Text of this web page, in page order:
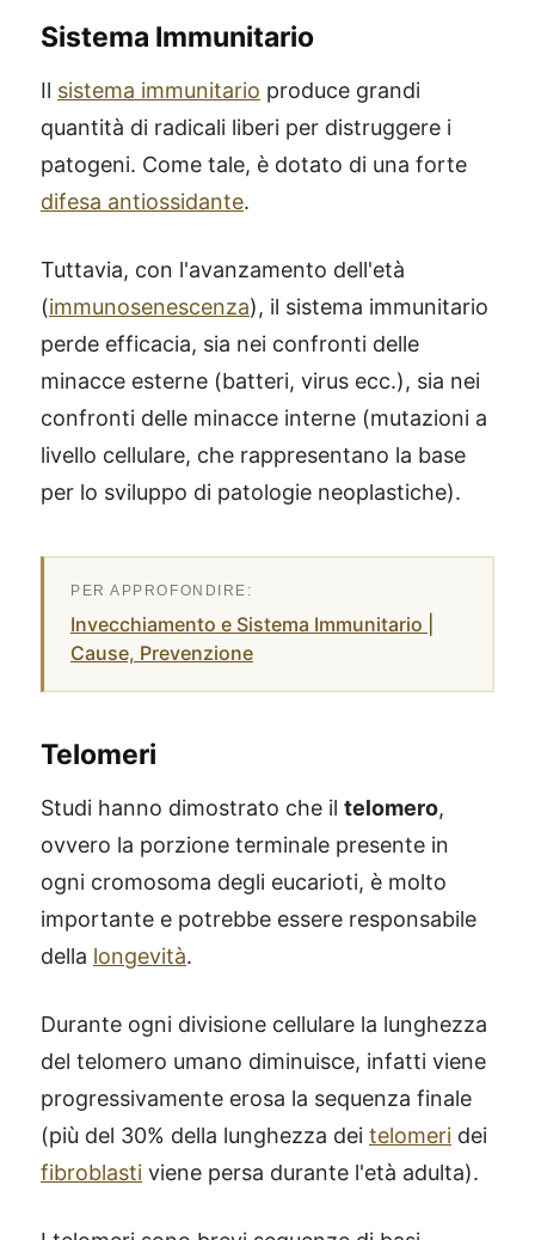
Sistema Immunitario
Il sistema immunitario produce grandi
quantità di radicali liberi per distruggere i
patogeni. Come tale, è dotato di una forte
difesa antiossidante.
Tuttavia, con l'avanzamento dell'età
(immunosenescenza), il sistema immunitario
perde efficacia, sia nei confronti delle
minacce esterne (batteri, virus ecc.), sia nei
confronti delle minacce interne (mutazioni a
livello cellulare, che rappresentano la base
per lo sviluppo di patologie neoplastiche).
Invecchiamento e Sistema Immunitario |
Cause, Prevenzione
Telomeri
Studi hanno dimostrato che il telomero,
ovvero la porzione terminale presente in
ogni cromosoma degli eucarioti, è molto
importante e potrebbe essere responsabile
della longevità.
Durante ogni divisione cellulare la lunghezza
del telomero umano diminuisce, infatti viene
progressivamente erosa la sequenza finale
(più del 30% della lunghezza dei telomeri dei
fibroblasti viene persa durante l'età adulta).